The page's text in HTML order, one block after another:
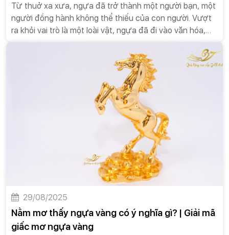
Từ thuở xa xưa, ngựa đã trở thành một người bạn, một
người đồng hành không thể thiếu của con người. Vượt
ra khỏi vai trò là một loài vật, ngựa đã đi vào văn hóa,
truyền thuyết và trở thành một biểu tượng đa chiều, đại
diện cho sức mạnh, tốc độ, lòng dũng cảm và sự trung
thành. Trong văn hóa của nhiều quốc gia, từ Đông sang
Tây, hình tượng ngựa luôn gắn liền với những câu
chuyện huyền thoại, những chiến công oai hùng, và
những triết lý sống sâu sắc. Không chỉ vậy, ngựa còn là
nguồn cảm hứng bất tận cho những vần thơ, câu nói,
tục ngữ, thể hiện sự kính trọng và tình cảm sâu sắc mà
con người dành cho loài vật này.
29/08/2025
Nằm mơ thấy ngựa vàng có ý nghĩa gì? | Giải mã
giấc mơ ngựa vàng